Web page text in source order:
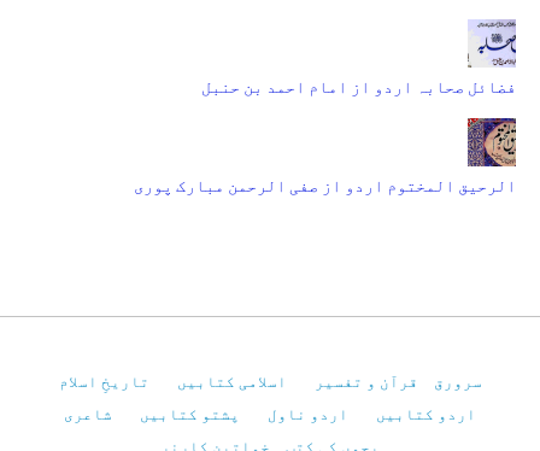
فضائل صحابہ اردو از امام احمد بن حنبل
الرحیق المختوم اردو از صفی الرحمن مبارک پوری
سرورق قرآن و تفسیر اسلامی کتابیں
تاریخِ اسلام
اردو کتابیں
اردو ناول پشتو کتابیں
شاعری
بچوں کی کتب
خواتین کارنر